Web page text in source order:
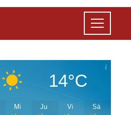
14°C
Mi Ju Vi Sá